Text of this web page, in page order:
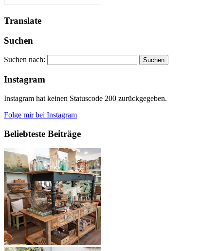
Translate
Suchen
Suchen nach:
Instagram
Instagram hat keinen Statuscode 200 zurückgegeben.
Folge mir bei Instagram
Beliebteste Beiträge